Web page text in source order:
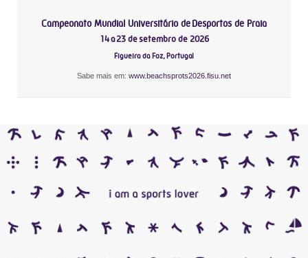
Campeonato Mundial Universitário de Desportos de Praia
14 a 23 de setembro de 2026
Figueira da Foz, Portugal
Sabe mais em: www.beachsprots2026.fisu.net